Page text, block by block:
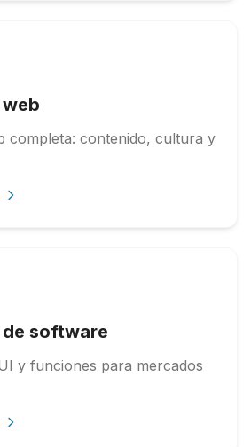
completa: contenido, cultura y
software
y funciones para mercados